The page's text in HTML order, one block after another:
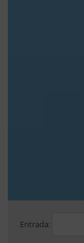
Entrada: